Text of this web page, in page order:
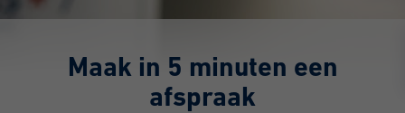
Maak in 5 minuten een
afspraak